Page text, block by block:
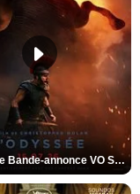
L'Odyssée Bande-annonce VO STFR